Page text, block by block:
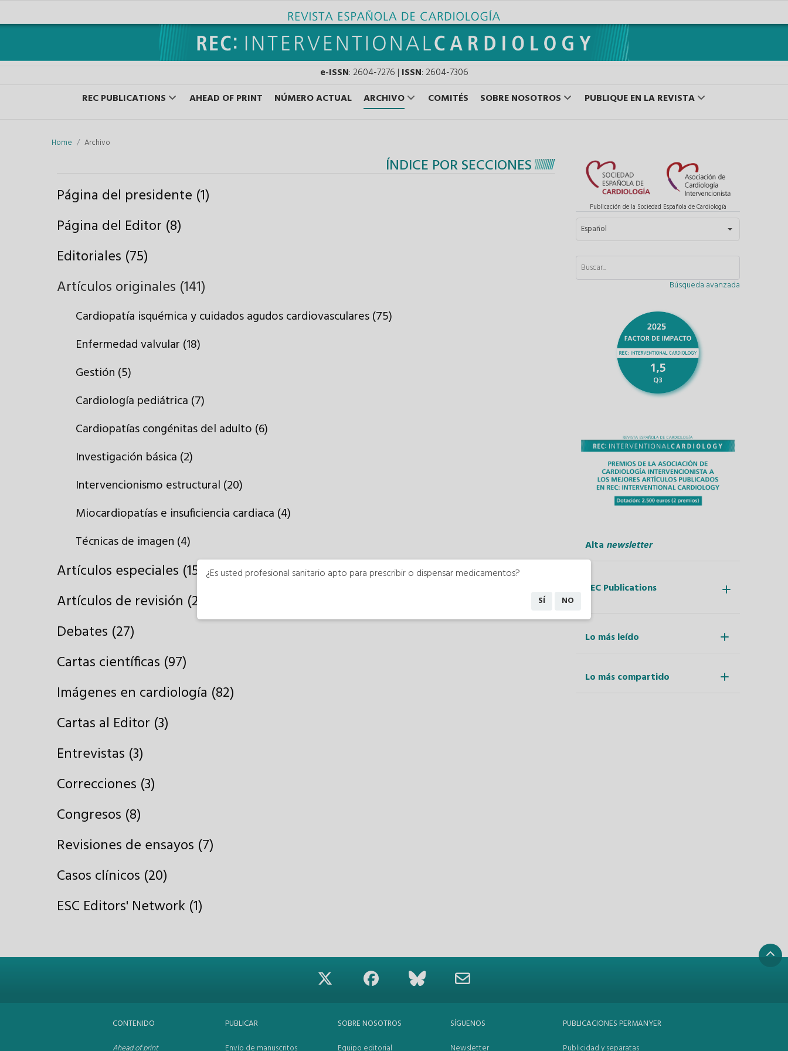
e-ISSN: 2604-7276 | ISSN: 2604-7306
REC PUBLICATIONS
AHEAD OF PRINT NÚMERO ACTUAL ARCHIVO COMITÉS SOBRE NOSOTROS PUBLIQUE EN LA REVISTA
Home Archivo
ÍNDICE POR SECCIONES
Página del presidente (1)
Página del Editor (8)
Editoriales (75)
Artículos originales (141)
Cardiopatía isquémica y cuidados agudos cardiovasculares (75)
Enfermedad valvular (18)
Gestión (5)
Cardiología pediátrica (7)
Cardiopatías congénitas del adulto (6)
Investigación básica (2)
Intervencionismo estructural (20)
Miocardiopatías e insuficiencia cardiaca (4)
Técnicas de imagen (4)
Artículos especiales (15)
Artículos de revisión (25)
Debates (27)
Cartas científicas (97)
Imágenes en cardiología (82)
Cartas al Editor (3)
Entrevistas (3)
Correcciones (3)
Congresos (8)
Revisiones de ensayos (7)
Casos clínicos (20)
ESC Editors' Network (1)
Publicación de la Sociedad Española de Cardiología
Seleccione su idioma
Español
Búsqueda avanzada
Alta newsletter
REC Publications
Lo más leído
Lo más compartido
CONTENIDO
Ahead of print
PUBLICAR
Envío de manuscritos
SOBRE NOSOTROS
Equipo editorial
SÍGUENOS
Newsletter
PUBLICACIONES PERMANYER
Publicidad y separatas
¿Es usted profesional sanitario apto para prescribir o dispensar medicamentos?
SÍ NO